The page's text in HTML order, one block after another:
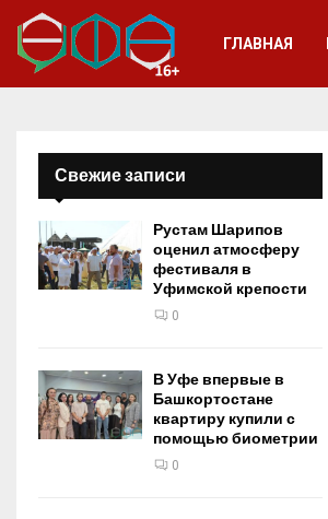
ГЛАВНАЯ
Свежие записи
Рустам Шарипов
оценил атмосферу
фестиваля в
Уфимской крепости
0
В Уфе впервые в
Башкортостане
квартиру купили с
помощью биометрии
0